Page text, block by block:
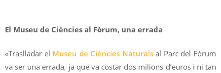
El Museu de Ciències al Fòrum, una errada
«Traslladar el Museu de Ciències Naturalsal Parc del Fòrum
va ser una errada, ja que va costar dos milions d’euros i ni tan